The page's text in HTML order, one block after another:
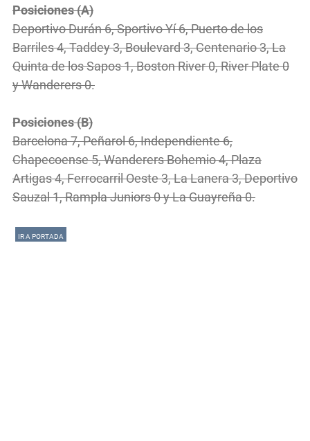
Posiciones (A)
Deportivo Durán 6, Sportivo Yí 6, Puerto de los
Barriles 4, Taddey 3, Boulevard 3, Centenario 3, La
Quinta de los Sapos 1, Boston River 0, River Plate 0
y Wanderers 0.
Posiciones (B)
Barcelona 7, Peñarol 6, Independiente 6,
Chapecoense 5, Wanderers Bohemio 4, Plaza
Artigas 4, Ferrocarril Oeste 3, La Lanera 3, Deportivo
Sauzal 1, Rampla Juniors 0 y La Guayreña 0.
IR A PORTADA